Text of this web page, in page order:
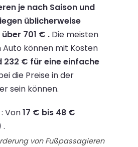
je nach Saison und
üblicherweise
701 € . Die meisten
Auto können mit Kosten
232 € für eine einfache
die Preise in der
sein können.
: Von17 € bis 48 €
.
von Fußpassagieren